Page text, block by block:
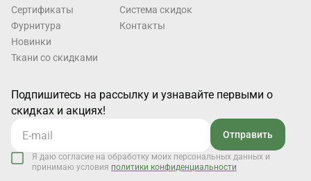
Cертификаты
Фурнитура
Новинки
Ткани со скидками
Система скидок
Контакты
Подпишитесь на рассылку и узнавайте первыми о
скидках и акциях!
Отправить
Я даю согласие на обработку моих персональных данных и
принимаю условия политики конфиденциальности